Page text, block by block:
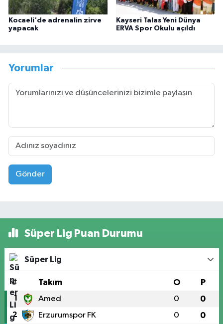
Kocaeli'de adrenalin zirve
yapacak
Kayseri Talas Yeni Dünya
ERVA Spor Okulu açıldı
Yorumlar
Gönder
Süper Lig Puan Durumu
Süper Lig
# Takım O P
1 Amed 0 0
2 Erzurumspor FK 0 0